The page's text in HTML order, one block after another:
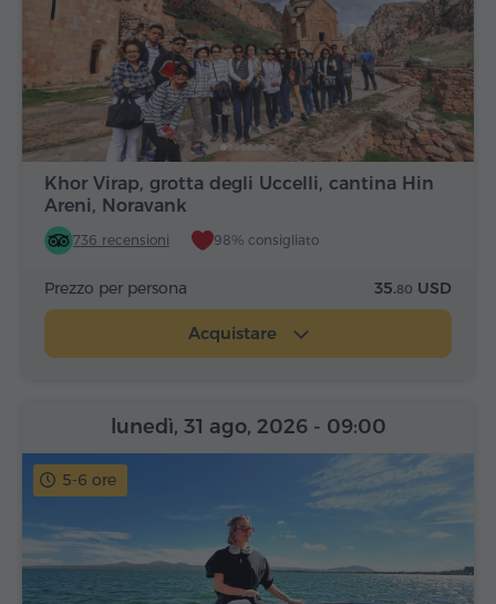
Khor Virap, grotta degli Uccelli, cantina Hin
Areni, Noravank
736 recensioni 98% consigliato
Prezzo per persona 35.80 USD
Acquistare
5-6 ore
lunedì, 31 ago, 2026 - 09:00